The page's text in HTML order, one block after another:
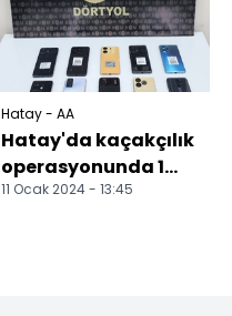
Hatay - AA
Hatay'da kaçakçılık
operasyonunda 1
şüpheli yakalandı
11 Ocak 2024 - 13:45